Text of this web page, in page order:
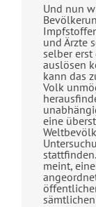
Und nun
und Ärzte
selber
auslösen
kann das
Volk
eine
meint,